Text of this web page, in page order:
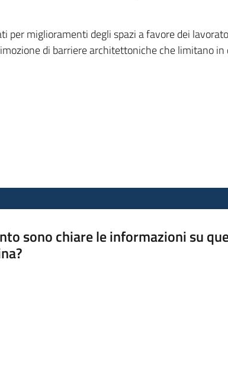
per miglioramenti degli spazi a favore dei
di barriere architettoniche che limitano
sono chiare le informazioni su